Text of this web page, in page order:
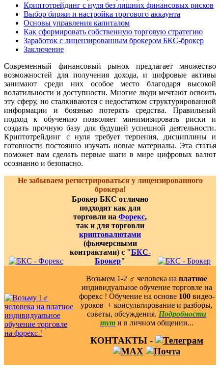
Криптотрейдинг с нуля без лишних финансовых рисков
Выбор биржи и настройка торгового аккаунта
Основы управления капиталом
Как сформировать собственную торговую стратегию
Заработок с лицензированным брокером БКС-брокер
Заключение
Современный финансовый рынок предлагает множество
возможностей для получения дохода, и цифровые активы
занимают среди них особое место благодаря высокой
волатильности и доступности. Многие люди мечтают освоить
эту сферу, но сталкиваются с недостатком структурированной
информации и боязнью потерять средства. Правильный
подход к обучению позволяет минимизировать риски и
создать прочную базу для будущей успешной деятельности.
Криптотрейдинг с нуля требует терпения, дисциплины и
готовности постоянно изучать новые материалы. Эта статья
поможет вам сделать первые шаги в мире цифровых валют
осознанно и безопасно.
Не забываем регистрироваться у лицензированного
брокера!
Брокер БКС отлично
подходит как для
торговли на Форекс,
так и для торговли
криптовалютами
(фьючерсными
контрактами) с "БКС-
Брокер"
Возьмем 1-2 ‍♂️ человека на платное
индивидуальное обучение торговле на
форекс ! Обучение на основе 100видео-
уроков ️ + консультирование и разборы,
советы, обсуждения. Подробности
тут и в личном общении...
КОНТАКТЫ -